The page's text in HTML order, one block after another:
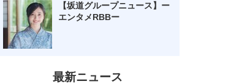
【坂道グループニュース】ー
エンタメRBBー
最新ニュース